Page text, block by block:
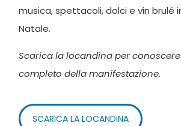
musica, spettacoli, dolci e vin brulé
Natale.
Scarica la locandina per
completo della manifestazione.
SCARICA LA LOCANDINA